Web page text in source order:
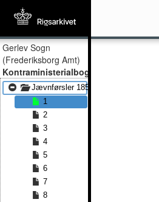
Gerlev Sogn
(Frederiksborg Amt)
Kontraministerialbog
Jævnførsler 1856 - Jævnførsler 1858
1
2
3
4
5
6
7
8